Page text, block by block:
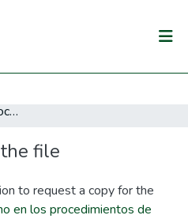
en Gestión Pública
Control interno en los procedimientos de selección de obras en la municipalidad provincial de Leoncio Prado, Huánuco
file
to request a copy for the
en los procedimientos de